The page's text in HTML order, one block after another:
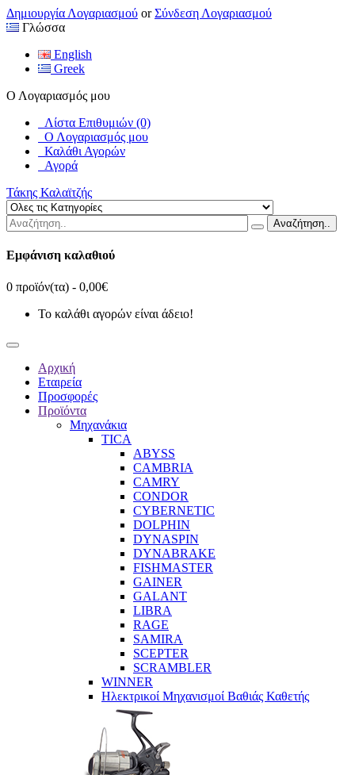
Δημιουργία Λογαριασμού orΣύνδεση Λογαριασμού
Γλώσσα
English
Greek
Ο Λογαριασμός μου
Λίστα Επιθυμιών (0)
Ο Λογαριασμός μου
Καλάθι Αγορών
Αγορά
Τάκης Καλαϊτζής
Αναζήτηση..
Εμφάνιση καλαθιού
0 προϊόν(τα) - 0,00€
Το καλάθι αγορών είναι άδειο!
Αρχική
Εταιρεία
Προσφορές
Προϊόντα
Μηχανάκια
TICA
ABYSS
CAMBRIA
CAMRY
CONDOR
CYBERNETIC
DOLPHIN
DYNASPIN
DYNABRAKE
FISHMASTER
GAINER
GALANT
LIBRA
RAGE
SAMIRA
SCEPTER
SCRAMBLER
WINNER
Ηλεκτρικοί Μηχανισμοί Βαθιάς Καθετής